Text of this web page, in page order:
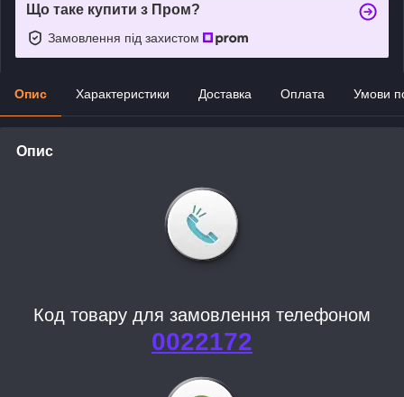
Що таке купити з Пром?
Замовлення під захистом
Опис Характеристики Доставка Оплата Умови
Опис
Код товару для замовлення телефоном
0022172